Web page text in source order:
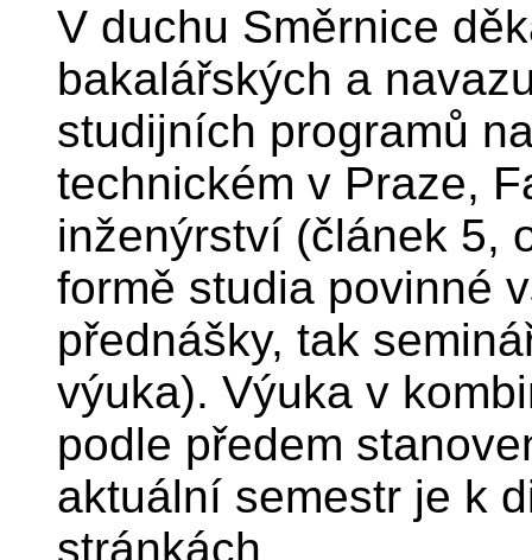
V duchu Směrnice
bakalářských a
studijních programů
technickém v Praze,
inženýrství (článek 5,
formě studia povinné
přednášky, tak
výuka). Výuka v
podle předem
aktuální semestr je k
stránkách